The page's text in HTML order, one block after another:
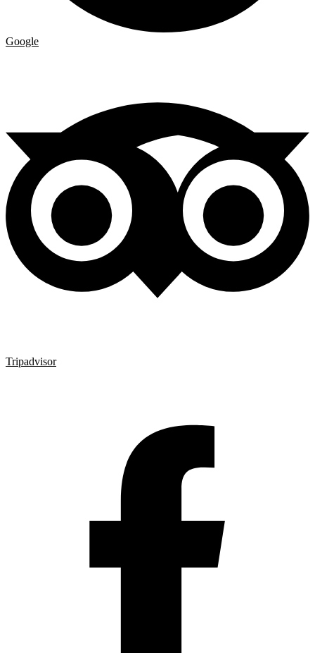
Google
Tripadvisor